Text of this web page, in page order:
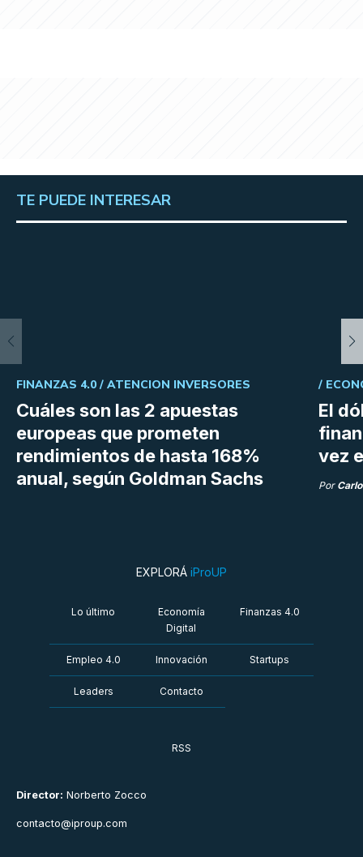
TE PUEDE INTERESAR
Cuáles son las 2 apuestas
europeas que prometen
rendimientos de hasta 168%
anual, según Goldman Sachs
FINANZAS 4.0 / ATENCION INVERSORES
El
vez
/
Por
Director: Norberto Zocco
contacto@iproup.com
EXPLORÁ iProUP
Lo último
Economía
Digital
Finanzas 4.0
Empleo 4.0 Innovación Startups
Leaders Contacto
RSS